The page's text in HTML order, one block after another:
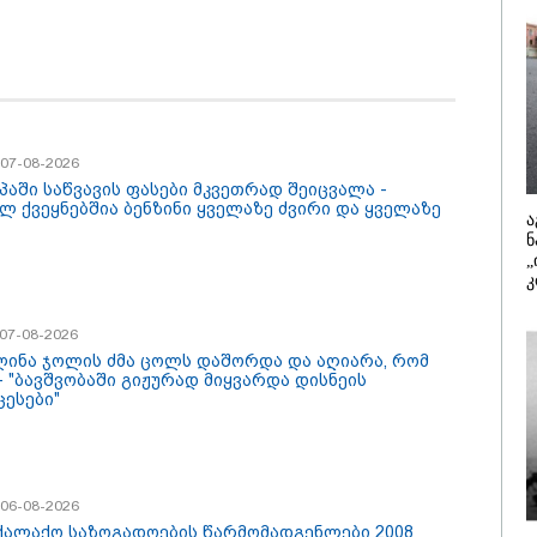
რაიმეში
ეჭვი,
მშვიდი
ხალხი
ყველას
ჩამოვიდეს,
შეზღუდული
13:27 / 07-08-
ვართ -
იტალიელს,
შეუძლია
დახარჯოს
08-2026
საწვავის ფასები მკვეთრად შეიცვალა -
ქვეყნებშია ბენზინი ყველაზე ძვირი და ყველაზე
08-2026
ჯოლის ძმა ცოლს დაშორდა და აღიარა, რომ
"ბავშვობაში გიჟურად მიყვარდა დისნეის
08-2026
საზოგადოების წარმომადგენლები 2008